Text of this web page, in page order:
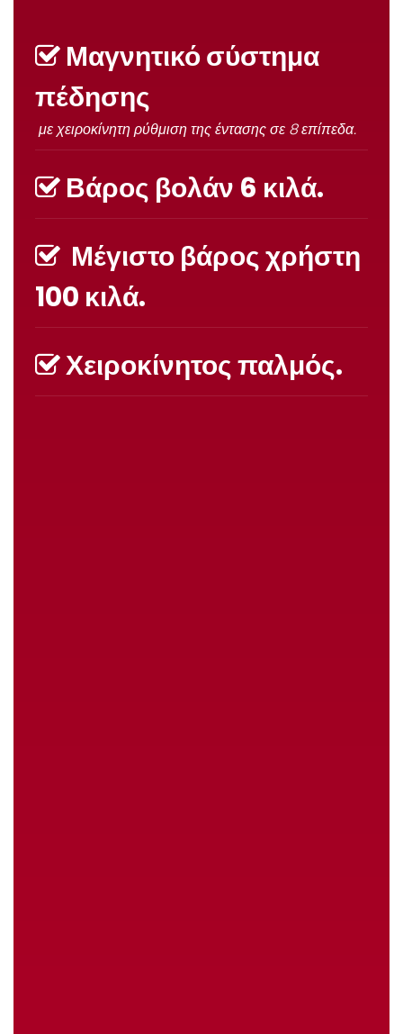
Μαγνητικό σύστημα
πέδησης
με χειροκίνητη ρύθμιση της έντασης σε 8 επίπεδα.
Βάρος βολάν 6 κιλά.
Μέγιστο βάρος χρήστη
100 κιλά.
Χειροκίνητος παλμός.